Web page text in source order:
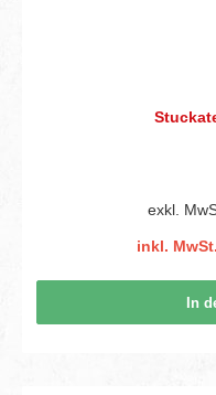
exkl.
inkl.
In